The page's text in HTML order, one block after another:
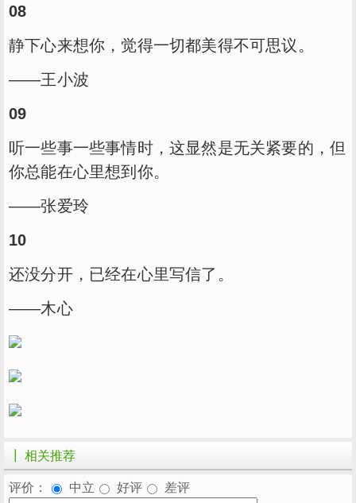
08
静下心来想你，觉得一切都美得不可思议。
——王小波
09
听一些事一些事情时，这显然是无关紧要的，但
你总能在心里想到你。
——张爱玲
10
还没分开，已经在心里写信了。
——木心
┃ 相关推荐
评价： 中立 好评 差评